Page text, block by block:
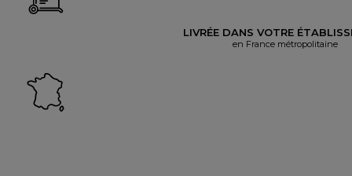
LIVRÉE DANS VOTRE
en France métropolitaine